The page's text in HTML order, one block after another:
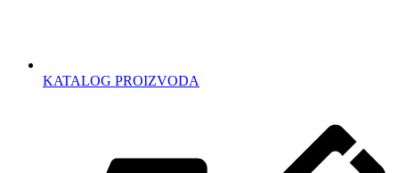
KATALOG PROIZVODA